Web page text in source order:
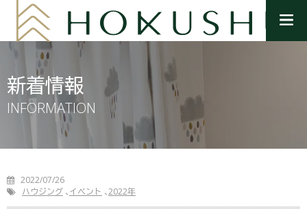
ニ
新着情報
INFORMATION
2022/07/26
ハウジング イベント 2022年